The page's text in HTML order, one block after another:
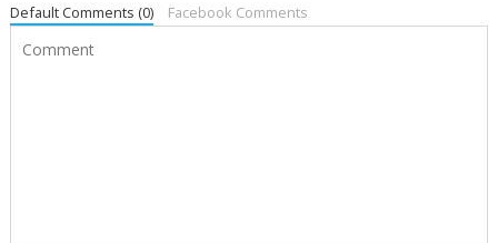
Default Comments (0) Facebook Comments